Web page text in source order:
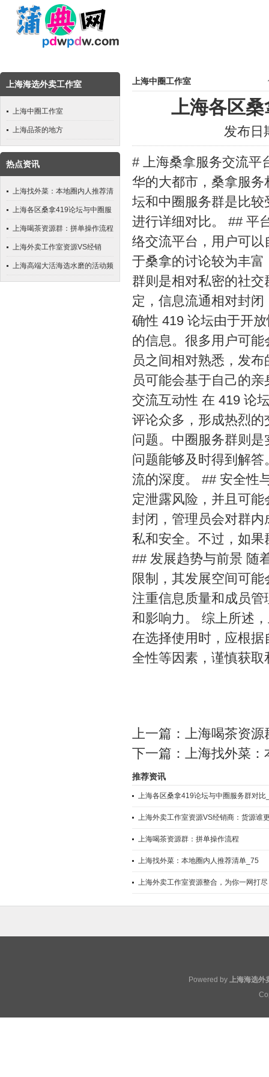
上海海选外卖工作室
上海中圈工作室
上海品茶的地方
热点资讯
上海找外菜：本地圈内人推荐清
单_75
上海各区桑拿419论坛与中圈服
务群对比_189
上海喝茶资源群：拼单操作流程
上海外卖工作室资源VS经销
商：货源谁更可靠？
上海高端大活海选水磨的活动频
率如何？
上海中圈工作室
上海各区
发布日
# 上海桑拿服务交流平
华的大都市，桑拿服
坛和中圈服务群是比
进行详细对比。 ## 平
络交流平台，用户可
于桑拿的讨论较为丰
群则是相对私密的社
定，信息流通相对封
确性 419 论坛由于开
的信息。很多用户可
员之间相对熟悉，发
员可能会基于自己的
交流互动性 在 419 论
评论众多，形成热烈
问题。中圈服务群则
问题能够及时得到解
流的深度。 ## 安全性
定泄露风险，并且可
封闭，管理员会对群
私和安全。不过，如
## 发展趋势与前景 随
限制，其发展空间可
注重信息质量和成员
和影响力。 综上所述
在选择使用时，应根
全性等因素，谨慎获
上一篇： 上海喝茶资源
下一篇： 上海找外菜：
推荐资讯
上海各区桑拿419论坛与中圈服务群对比
上海外卖工作室资源VS经销商：货源谁
上海喝茶资源群：拼单操作流程
上海找外菜：本地圈内人推荐清单_75
上海外卖工作室资源整合，为你一网打尽
Powered by 上海海选外